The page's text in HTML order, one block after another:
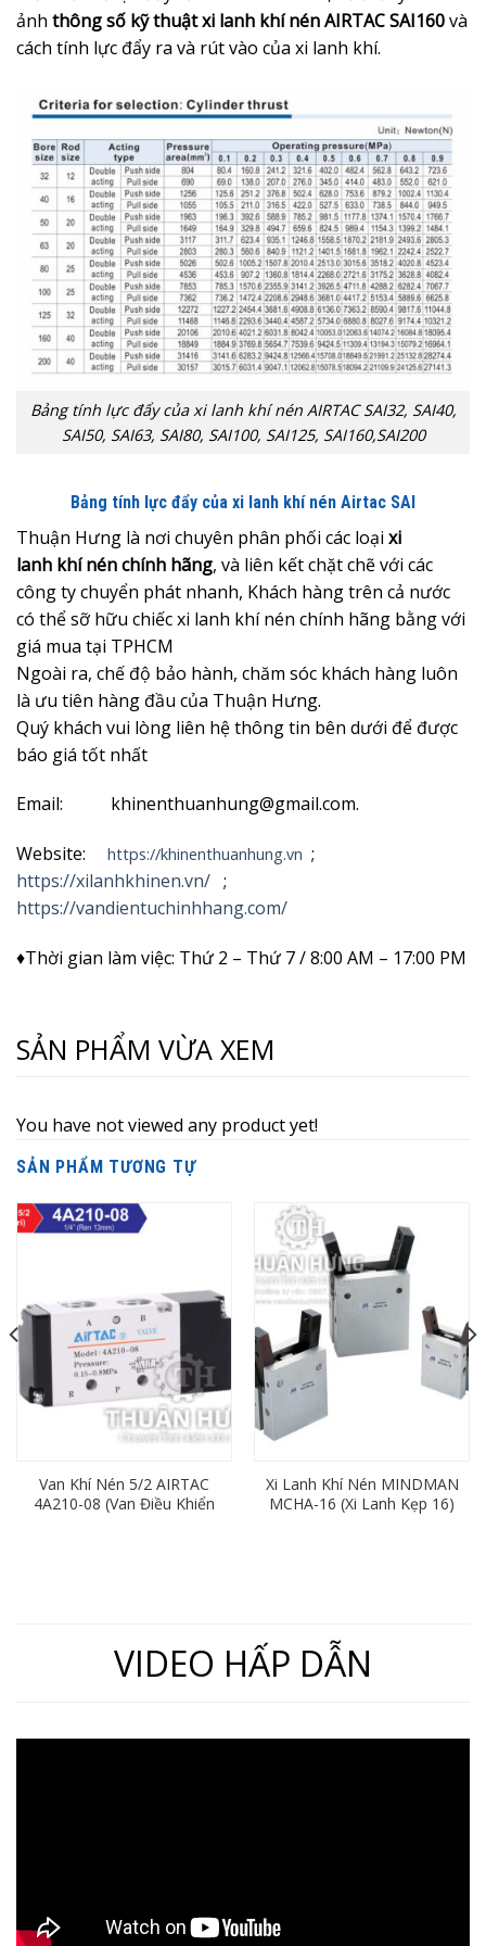
ảnh thông số kỹ thuật xi lanh khí nén AIRTAC SAI160và
cách tính lực đẩy ra và rút vào của xi lanh khí.
Bảng tính lực đẩy của xi lanh khí nén AIRTAC SAI32, SAI40,
SAI50, SAI63, SAI80, SAI100, SAI125, SAI160,SAI200
Bảng tính lực đẩy của xi lanh khí nén Airtac SAI
Thuận Hưng là nơi chuyên phân phối các loại xi
lanh khí nén chính hãng, và liên kết chặt chẽ với các
công ty chuyển phát nhanh, Khách hàng trên cả nước
có thể sỡ hữu chiếc xi lanh khí nén chính hãng bằng với
giá mua tại TPHCM
Ngoài ra, chế độ bảo hành, chăm sóc khách hàng luôn
là ưu tiên hàng đầu của Thuận Hưng.
Quý khách vui lòng liên hệ thông tin bên dưới để được
báo giá tốt nhất
Email: khinenthuanhung@gmail.com.
Website: https://khinenthuanhung.vn ;
https://xilanhkhinen.vn/ ;
https://vandientuchinhhang.com/
♦Thời gian làm việc: Thứ 2 – Thứ 7 / 8:00 AM – 17:00 PM
SẢN PHẨM VỪA XEM
You have not viewed any product yet!
SẢN PHẨM TƯƠNG TỰ
Van Khí Nén 5/2 AIRTAC
4A210-08 (Van Điều Khiển
Xi Lanh Khí Nén MINDMAN
MCHA-16 (Xi Lanh Kẹp 16)
VIDEO HẤP DẪN